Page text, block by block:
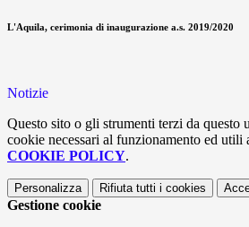
L'Aquila, cerimonia di inaugurazione a.s. 2019/2020
Notizie
Questo sito o gli strumenti terzi da questo
cookie necessari al funzionamento ed
COOKIE POLICY.
Personalizza Rifiuta tutti i cookies
Gestione cookie